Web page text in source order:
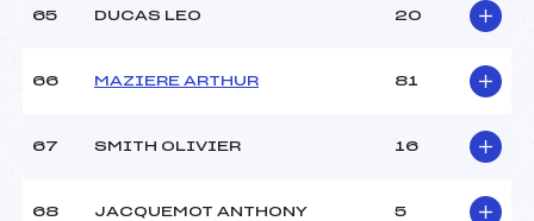
65 DUCAS LEO 20
66 MAZIERE ARTHUR 81
67 SMITH OLIVIER 16
68 JACQUEMOT ANTHONY 5